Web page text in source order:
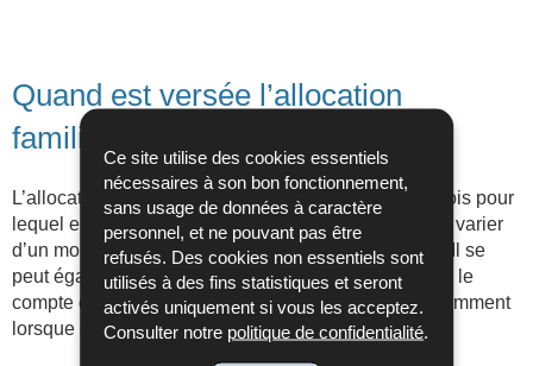
Ce site utilise des cookies essentiels
nécessaires à son bon fonctionnement,
sans usage de données à caractère
personnel, et ne pouvant pas être
refusés. Des cookies non essentiels sont
utilisés à des fins statistiques et seront
activés uniquement si vous les acceptez.
Consulter notre politique de confidentialité
Quand est versée l’allocation
familiale ?
L’allocation familiale est payée à la fin de chaque mois pour
lequel elle est due. La date exacte du paiement peut varier
d’un mois à l’autre (voircalendrier des liquidations
). Il se
peut également que l’argent soit plus rapidement sur le
compte d’une banque que sur celui d'une autre, notamment
lorsque celle-ci se trouve à l’étranger.